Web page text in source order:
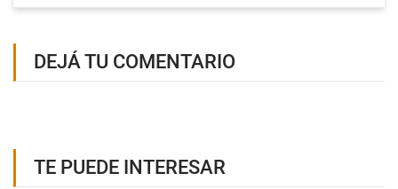
DEJÁ TU COMENTARIO
TE PUEDE INTERESAR